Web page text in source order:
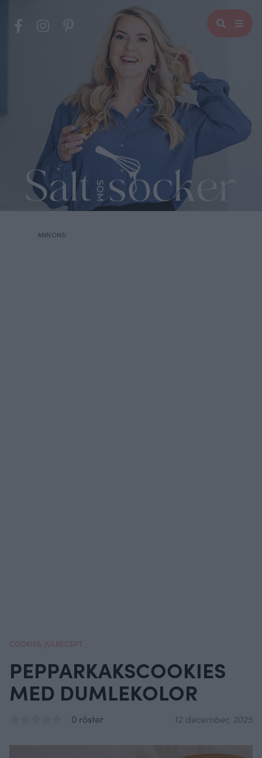
COOKIES JULRECEPT
PEPPARKAKSCOOKIES
MED DUMLEKOLOR
0 röster 12 december, 2025